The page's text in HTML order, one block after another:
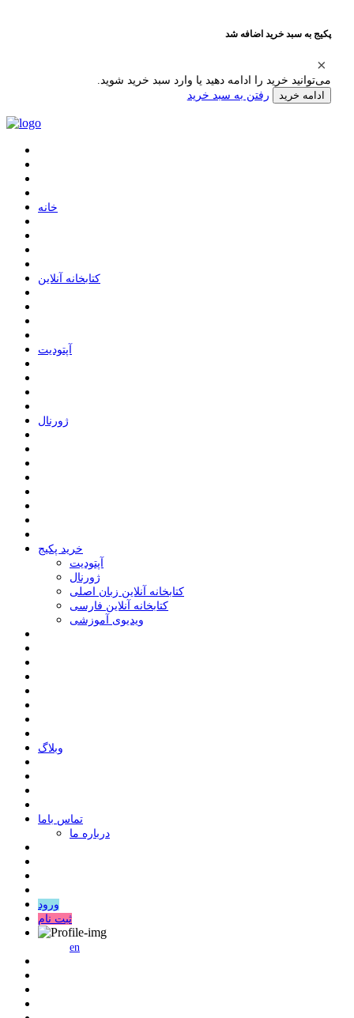
پکیج به سبد خرید اضافه شد
می‌توانید خرید را ادامه دهید یا وارد سبد خرید شوید.
ادامه خرید رفتن به سبد خرید
ﺧﺎﻧﻪ
ﮐﺘﺎﺑﺨﺎﻧﻪ ﺁﻧﻼﯾﻦ
ﺁﭘﺘﻮﺩﯾﺖ
ﮊﻭﺭﻧﺎﻝ
خرید پکیج
ﺁﭘﺘﻮﺩﯾﺖ
ﮊﻭﺭﻧﺎﻝ
کتابخانه آنلاین زبان اصلی
کتابخانه آنلاین فارسی
ویدیوی آموزشی
وبلاگ
ﺗﻤﺎﺱ ﺑﺎﻣﺎ
درباره ما
ورود
ثبت نام
en